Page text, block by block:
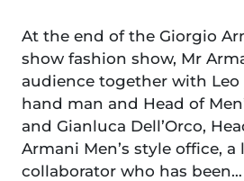
At the end of the Giorgio
show fashion show, Mr
audience together with Leo
hand man and Head of
and Gianluca Dell’Orco,
Armani Men’s style office,
collaborator who has been…